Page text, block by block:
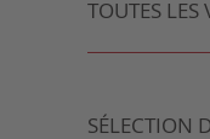
TOUTES
SÉLECTION